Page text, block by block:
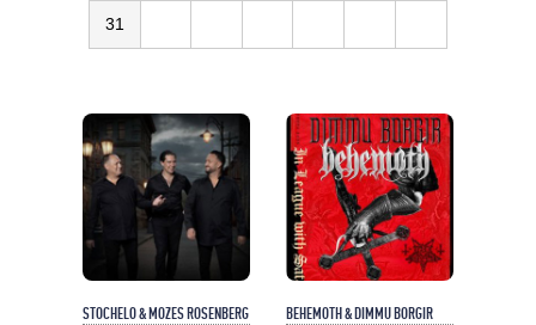
31
STOCHELO & MOZES ROSENBERG
BEHEMOTH & DIMMU BORGIR